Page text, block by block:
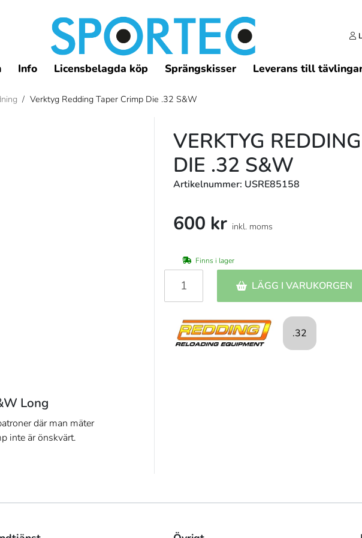
Info Licensbelagda köp Sprängskisser Leverans till
/ Verktyg Redding Taper Crimp Die .32 S&W
VERKTYG
DIE .32 S&W
Artikelnummer: USRE85158
600 kr inkl. moms
Finns i lager
LÄGG I VARUKORGEN
.32
Long
där man mäter
inte är önskvärt.